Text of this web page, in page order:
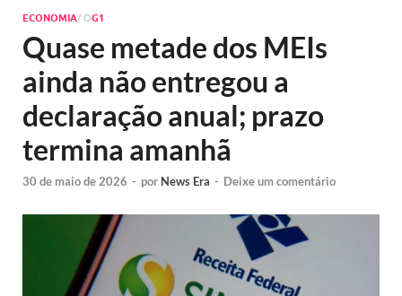
ECONOMIA/ OG1
Quase metade dos MEIs
ainda não entregou a
declaração anual; prazo
termina amanhã
30 de maio de 2026 - por News Era - Deixe um comentário